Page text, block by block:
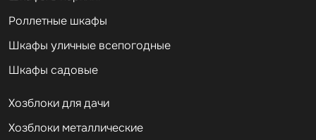
Роллетные шкафы
Шкафы уличные всепогодные
Шкафы садовые
Хозблоки для дачи
Хозблоки металлические